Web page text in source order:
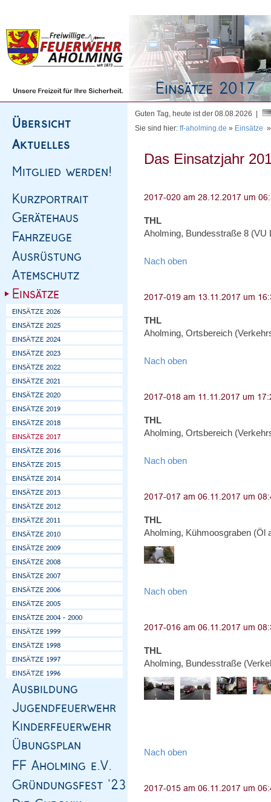
Guten Tag, heute ist der 08.08.2026 |
Sie sind hier: ff-aholming.de » Einsätze
Das Einsatzjahr
THL
Aholming, Bundesstraße 8
Nach oben
THL
Aholming, Ortsbereich
Nach oben
THL
Aholming, Ortsbereich
Nach oben
THL
Aholming, Kühmoosgraben (Öl
Nach oben
THL
Aholming, Bundesstraße
Nach oben